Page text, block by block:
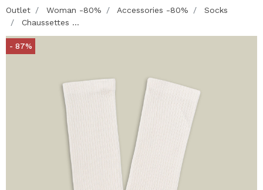
Outlet Woman -80% Accessories -80%
Socks
Chaussettes ...
- 87%